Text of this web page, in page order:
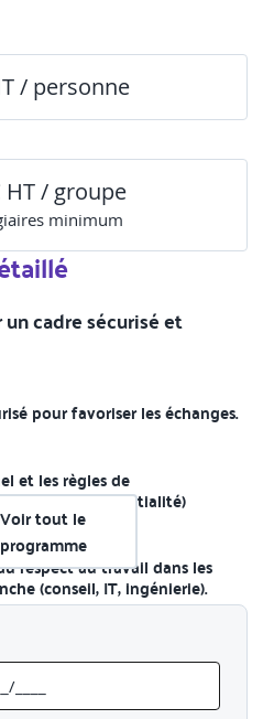
/ personne
HT / groupe
s minimum
cadre sécurisé et
pour favoriser les échanges.
et les règles de
parole, confidentialité)
respect au travail dans les
(conseil, IT, ingénierie).
sectoriels et réalités
sexuelles
Voir tout le
programme